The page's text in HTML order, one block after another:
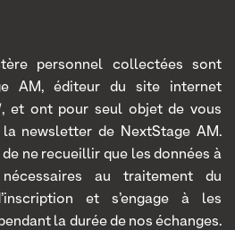
personnel collectées sont
AM, éditeur du site internet
, et ont pour seul objet de vous
newsletter de NextStage AM.
de ne recueillir que les données à
au traitement du
et s’engage à les
la durée de nos échanges.